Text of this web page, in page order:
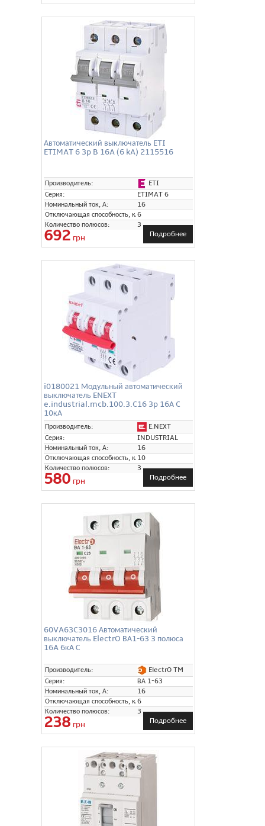
Автоматический выключатель ETI
ETIMAT 6 3p B 16A (6 kA) 2115516
Производитель:
ETI
Серия:
ETIMAT 6
Номинальный ток, А:
16
Отключающая способность, кА:
6
Количество полюсов:
3
692 грн Подробнее
i0180021 Модульный автоматический
выключатель ENEXT
e.industrial.mcb.100.3.C16 3p 16А C
10кА
Производитель:
E.NEXT
Серия:
INDUSTRIAL
Номинальный ток, А:
16
Отключающая способность, кА:10
Количество полюсов:
3
580 грн Подробнее
60VA63C3016 Автоматический
выключатель ElectrO ВА1-63 3 полюса
16A 6кА С
Производитель:
ElectrO TM
Серия:
ВА 1-63
Номинальный ток, А:
16
Отключающая способность, кА:
6
Количество полюсов:
3
238 грн Подробнее